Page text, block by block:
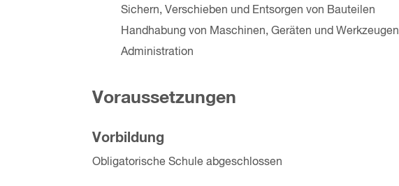
Sichern, Verschieben und Entsorgen von Bauteilen
Handhabung von Maschinen, Geräten und Werkzeugen
Administration
Voraussetzungen
Vorbildung
Obligatorische Schule abgeschlossen